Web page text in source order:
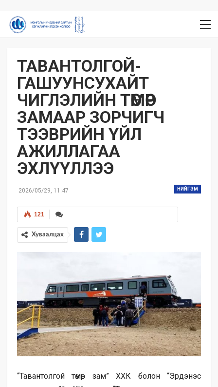
ТАВАНТОЛГОЙ-
ГАШУУНСУХАЙТ
ЧИГЛЭЛИЙН ТӨМӨР
ЗАМААР ЗОРЧИГЧ
ТЭЭВРИЙН ҮЙЛ
АЖИЛЛАГАА
ЭХЛҮҮЛЛЭЭ
НИЙГЭМ
2026/05/29, 11:47
121
Хуваалцах
“Тавантолгой төмөр зам” ХХК болон “Эрдэнэс